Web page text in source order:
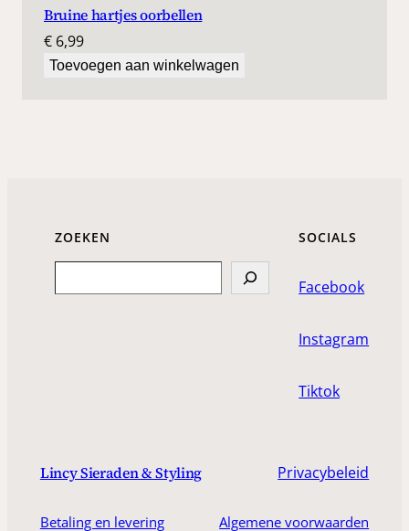
Bruine hartjes oorbellen
€ 6,99
Toevoegen aan winkelwagen
ZOEKEN SOCIALS
Facebook
Instagram
Tiktok
Lincy Sieraden & Styling Privacybeleid
Betaling en levering Algemene voorwaarden